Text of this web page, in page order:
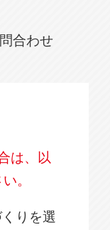
合わせ
は、以
。
りを選